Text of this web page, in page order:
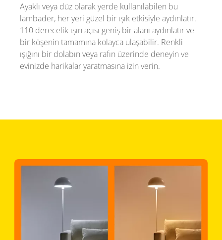
Ayaklı veya düz olarak yerde kullanılabilen bu
lambader, her yeri güzel bir ışık etkisiyle aydınlatır.
110 derecelik ışın açısı geniş bir alanı aydınlatır ve
bir köşenin tamamına kolayca ulaşabilir. Renkli
ışığını bir dolabın veya rafın üzerinde deneyin ve
evinizde harikalar yaratmasına izin verin.